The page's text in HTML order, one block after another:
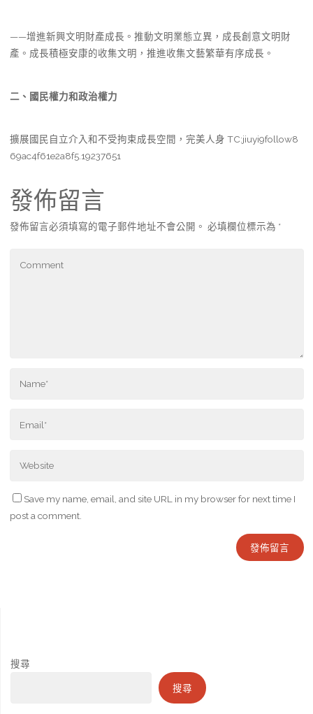
——增進新興文明財產成長。推動文明業態立異，成長創意文明財
產。成長積極安康的收集文明，推進收集文藝繁華有序成長。
二、國民權力和政治權力
擴展國民自立介入和不受拘束成長空間，完美人身 TC:jiuyi9follow8
69ac4f61e2a8f5.19237651
發佈留言
發佈留言必須填寫的電子郵件地址不會公開。 必填欄位標示為 *
Save my name, email, and site URL in my browser for next time I
post a comment.
搜尋
搜尋